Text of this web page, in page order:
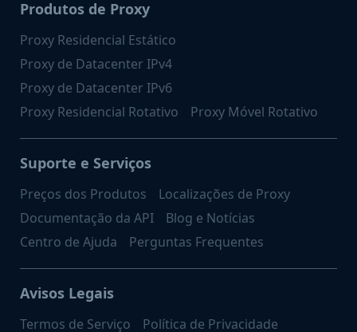
Produtos de Proxy
Proxy Residencial Estático
Proxy de Datacenter IPv4
Proxy de Datacenter IPv6
Proxy Residencial Rotativo
Proxy Móvel Rotativo
Suporte e Serviços
Preços dos Produtos
Localizações de Proxy
Documentação da API
Blog e Notícias
Centro de Ajuda
Perguntas Frequentes
Avisos Legais
Termos de Serviço Política de Privacidade